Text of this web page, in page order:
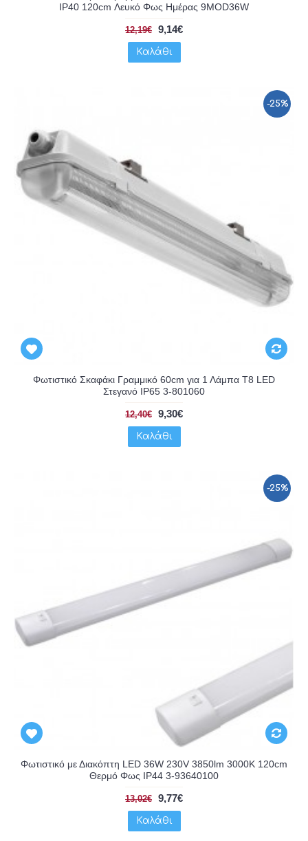
IP40 120cm Λευκό Φως Ημέρας 9MOD36W
12,19€ 9,14€
Καλάθι
-25%
Φωτιστικό Σκαφάκι Γραμμικό 60cm για 1 Λάμπα T8 LED
Στεγανό IP65 3-801060
12,40€ 9,30€
Καλάθι
-25%
Φωτιστικό με Διακόπτη LED 36W 230V 3850lm 3000K 120cm
Θερμό Φως IP44 3-93640100
13,02€ 9,77€
Καλάθι